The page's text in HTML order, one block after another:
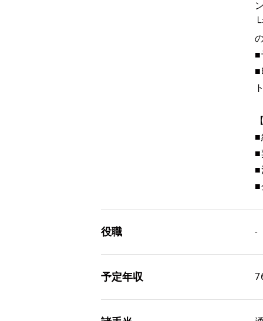
■
■
■
■
■
■
役職 -
予定年収